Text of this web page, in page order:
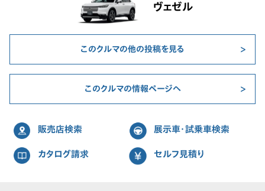
ヴェゼル
このクルマの他の投稿を見る
このクルマの情報ページへ
販売店検索 展示車・試乗車検索
カタログ請求 セルフ見積り